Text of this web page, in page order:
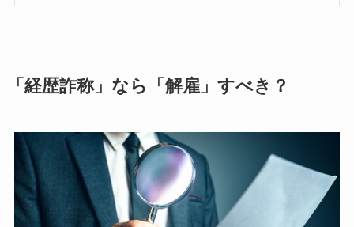
「経歴詐称」なら「解雇」すべき？